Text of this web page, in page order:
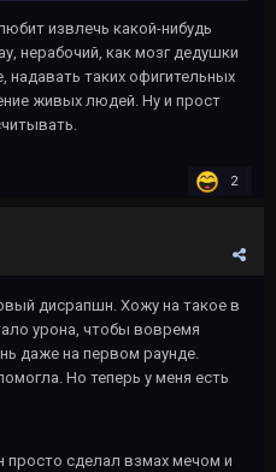
извлечь какой-нибудь
нерабочий, как мозг дедушки
надавать таких офигительных
живых людей. Ну и прост
2
дисрапшн. Хожу на такое в
урона, чтобы вовремя
даже на первом раунде.
Но теперь у меня есть
просто сделал взмах мечом и